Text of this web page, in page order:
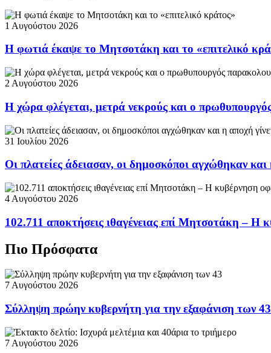
1 Αυγούστου 2026
Η φωτιά έκαψε το Μητσοτάκη και το «επιτελικό
2 Αυγούστου 2026
Η χώρα φλέγεται, μετρά νεκρούς και ο
31 Ιουλίου 2026
Οι πλατείες άδειασαν, οι δημοσκόποι αγχώθηκαν και
4 Αυγούστου 2026
102.711 αποκτήσεις ιθαγένειας επί Μητσοτάκη – Η
Πιο Πρόσφατα
7 Αυγούστου 2026
Σύλληψη πρώην κυβερνήτη για την εξαφάνιση των 43
7 Αυγούστου 2026